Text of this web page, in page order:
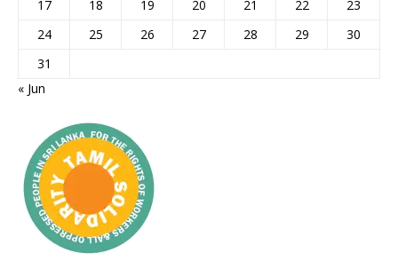
17
18 19 20 21 22
23
24
25 26 27 28 29
30
31
« Jun